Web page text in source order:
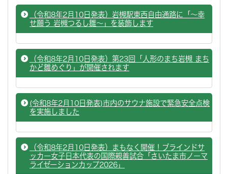
（令和8年2月10日発表）岩槻駅東西自由通路に「～幸
せ願う 岩槻つるし雛～」を装飾します
（令和8年2月10日発表）第23回「人形のまち岩槻 まち
かど雛めぐり」が開催されます
(令和8年2月10日発表)市内のサウナ施設で緊急安全点検
を実施しました
（令和8年2月10日発表）まもなく開催！ブラインドサ
ッカー女子日本代表の国際親善試合「さいたま市ノーマ
ライゼーションカップ2026」